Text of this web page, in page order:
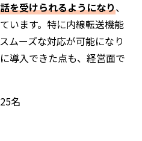
を受けられるようになり、
います。特に内線転送機能
ムーズな対応が可能になり
導入できた点も、経営面で
名